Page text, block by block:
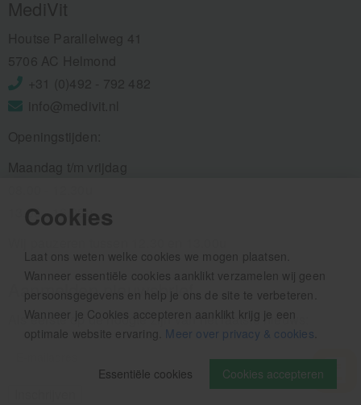
Cookies
Laat ons weten welke cookies we mogen plaatsen.
Wanneer essentiële cookies aanklikt verzamelen wij geen
persoonsgegevens en help je ons de site te verbeteren.
Wanneer je Cookies accepteren aanklikt krijg je een
optimale website ervaring. Meer over privacy & cookies
Cookies accepteren
Essentiële cookies
13.00 - 16.00u
Aanmelden nieuwsbrief
Als eerste op de hoogte zijn van het laatste nieuws: